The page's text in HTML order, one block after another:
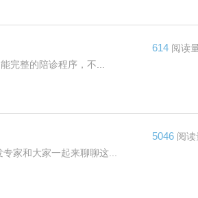
完整的陪诊程序，不...
614 阅读
家和大家一起来聊聊这...
5046 阅读